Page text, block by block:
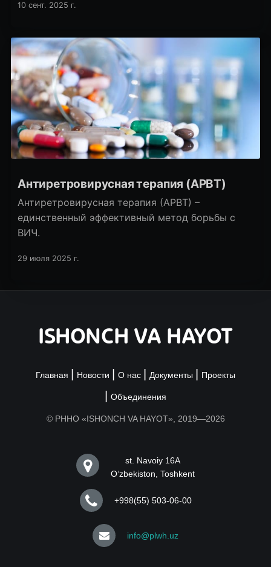
посол в ряде стран Европы, бывший замглавы
Файзуллаев.
10 сент. 2025 г.
Антиретровирусная терапия (АРВТ)
Антиретровирусная терапия (АРВТ) –
единственный эффективный метод борьбы с
ВИЧ.
29 июля 2025 г.
ISHONCH VA HAYOT
Главная Новости О нас Документы Проекты
Объединения
© РННО «ISHONCH VA HAYOT», 2019—2026
st. Navoiy 16A
Oʻzbekiston, Toshkent
+998(55) 503-06-00
info@plwh.uz